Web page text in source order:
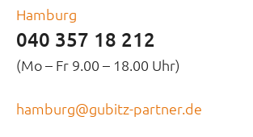
Hamburg
040 357 18 212
(Mo – Fr 9.00 – 18.00 Uhr)
hamburg@gubitz-partner.de